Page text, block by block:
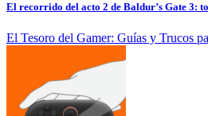
El recorrido del acto 2 de Baldur’s Gate 3:
El Tesoro del Gamer: Guías y Trucos